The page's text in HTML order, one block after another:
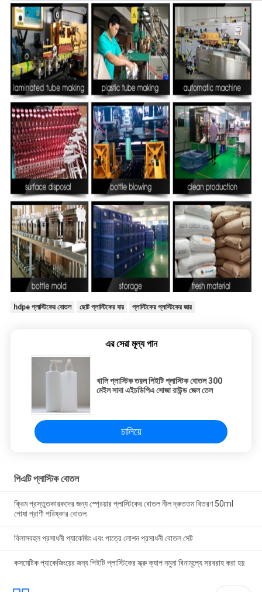
hdpe প্লাস্টিকের বোতল ছোট প্লাস্টিকের বার প্লাস্টিকের প্লাস্টিকের জার
এর সেরা মূল্য পান
খালি প্লাস্টিক তরল পিইটি প্লাস্টিক বোতল 300
মেইল ​​সাদা এইচডিপিএ সোজা রাউন্ড জেল তেল
চালিয়ে
পিএটি প্লাস্টিক বোতল
ক্রিম প্রস্তুতকারকদের জন্য স্প্রেয়ার প্লাস্টিকের বোতল নীল দ্রুততম বিতরণ 50ml
পোষা প্রাণী পরিষ্কার বোতল
বিলাসবহুল প্রসাধনী প্যাকেজিং এবং পাত্রে লোশন প্রসাধনী বোতল সেট
কসমেটিক প্যাকেজিংয়ের জন্য পিইটি প্লাস্টিকের স্ক্রু ক্যাপ নমুনা বিনামূল্যে সরবরাহ করা হয়